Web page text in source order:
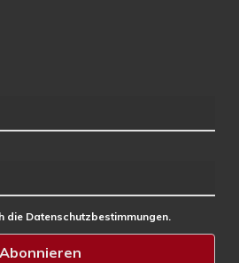
die Datenschutzbestimmungen.